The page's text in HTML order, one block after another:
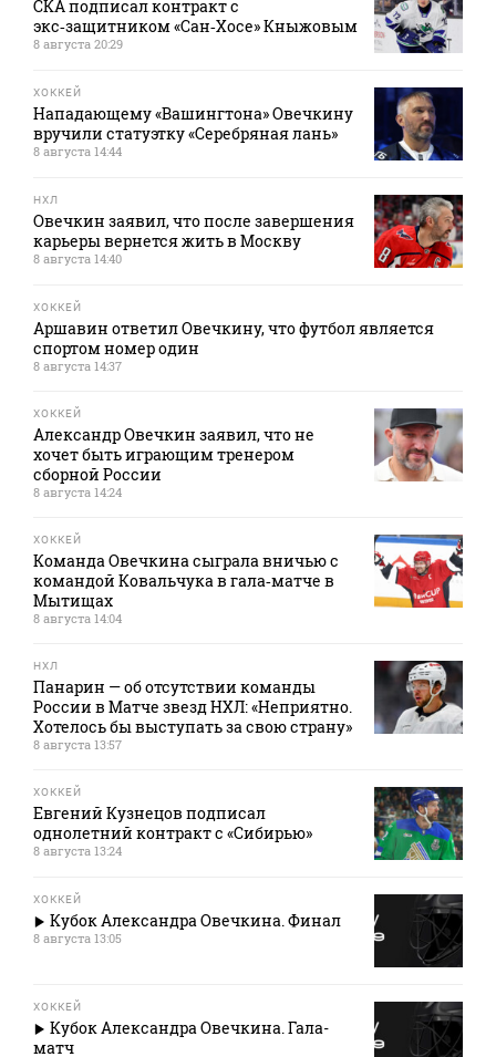
СКА подписал контракт с
экс‑защитником «Сан‑Хосе» Кныжовым
8 августа 20:29
ХОККЕЙ
Нападающему «Вашингтона» Овечкину
вручили статуэтку «Серебряная лань»
8 августа 14:44
НХЛ
Овечкин заявил, что после завершения
карьеры вернется жить в Москву
8 августа 14:40
ХОККЕЙ
Аршавин ответил Овечкину, что футбол является
спортом номер один
8 августа 14:37
ХОККЕЙ
Александр Овечкин заявил, что не
хочет быть играющим тренером
сборной России
8 августа 14:24
ХОККЕЙ
Команда Овечкина сыграла вничью с
командой Ковальчука в гала‑матче в
Мытищах
8 августа 14:04
НХЛ
Панарин — об отсутствии команды
России в Матче звезд НХЛ: «Неприятно.
Хотелось бы выступать за свою страну»
8 августа 13:57
ХОККЕЙ
Евгений Кузнецов подписал
однолетний контракт с «Сибирью»
8 августа 13:24
ХОККЕЙ
Кубок Александра Овечкина. Финал
8 августа 13:05
ХОККЕЙ
Кубок Александра Овечкина. Гала-
матч